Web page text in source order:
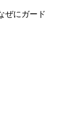
ぜにガード